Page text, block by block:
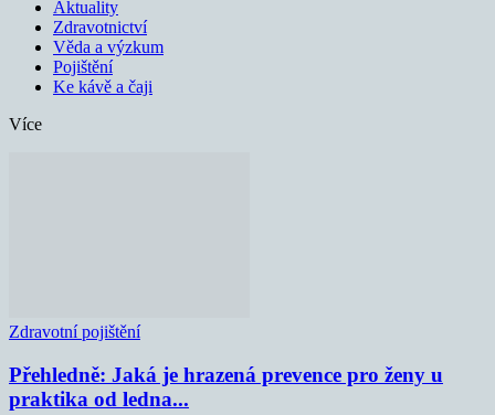
Aktuality
Zdravotnictví
Věda a výzkum
Pojištění
Ke kávě a čaji
Více
Zdravotní pojištění
Přehledně: Jaká je hrazená prevence pro ženy u
praktika od ledna...